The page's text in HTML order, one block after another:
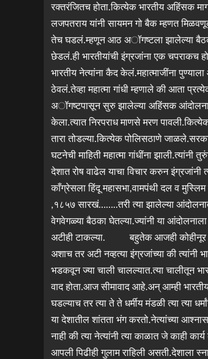
रक्तरंजितच होता.कित्येक भारतीय अहिंसक
लजपतराय यांनी सायमन गो बैक म्हणत
तेच घडलं.म्हणून आठ अॉगष्टला झालेल्या
छेडलं.ही भारतीयांची इंग्रजांना एक चपराकच
भारतीय नेत्यांना कैद केलं.महात्माजींना
ठेवलं.तेव्हा महात्मा गांधी म्हणाले की आता
अॉगष्टपासून सुरु झालेल्या अहिंसक आंदोलनाला
केला.त्यात निरपराध माणसे मरण
तारा तोडल्या.कित्येक पोलिसठाणे
घटनेची माहिती महात्मा गांधींना
देशात रोष वाढेल याचा विचार करुन
काँग्रेसला हिंदू महासभा,वामपंथी दल व
,१८५७ सारखं……..तरी त्या झालेल्या
वेगवेगळ्या बैठका घेतल्या.ज्यांनी या आंदोलनाला
अटीही टाकल्या. बहुतेक आजही कोहीनूर
अशाच तर अटी नव्हत्या इंग्रजांच्या की त्यांनी
भडकवून ज्या चाली चालल्यात.त्या चालीतून
वाद होता.आज सीमावाद आहे.अन् आम्ही
घडल्याच तर त्या ते ते धर्मीय मंडळी त्या त्या
या देशातील शांतता भंग करतो.नेत्यांच्या
नाही की त्या नेत्यांनी त्या काळात जे काही
आपली पिढीही गुलाम राहिली असती.देशाला